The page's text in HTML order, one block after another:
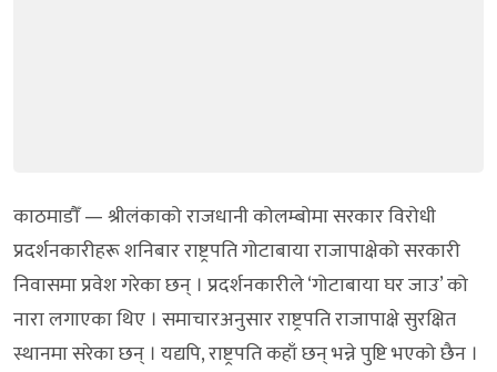
काठमाडौँ — श्रीलंकाको राजधानी कोलम्बोमा सरकार विरोधी
प्रदर्शनकारीहरू शनिबार राष्ट्रपति गोटाबाया राजापाक्षेको सरकारी
निवासमा प्रवेश गरेका छन् । प्रदर्शनकारीले ‘गोटाबाया घर जाउ’ को
नारा लगाएका थिए । समाचारअनुसार राष्ट्रपति राजापाक्षे सुरक्षित
स्थानमा सरेका छन् । यद्यपि, राष्ट्रपति कहाँ छन् भन्ने पुष्टि भएको छैन ।